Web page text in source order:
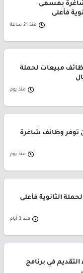
بمسمى
فأعلى
منذ 21 ساعة
مبيعات لحملة
منذ يوم
توفر وظائف شاغرة
منذ يوم
الثانوية فأعلى
منذ 3 أيام
في برنامج